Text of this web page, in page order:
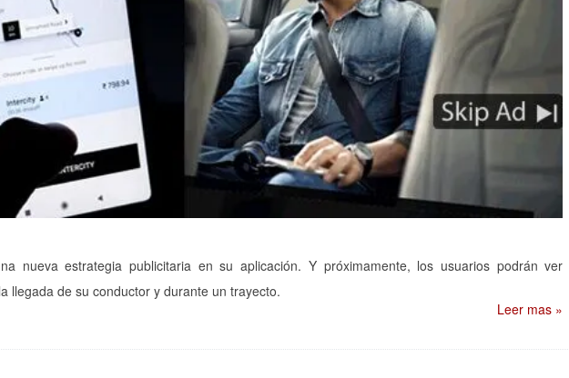
nueva estrategia publicitaria en su aplicación. Y próximamente, los usuarios podrán ver
llegada de su conductor y durante un trayecto.
Leer mas »